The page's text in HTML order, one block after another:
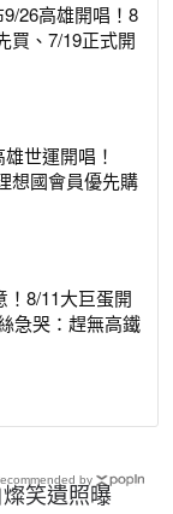
26高雄開唱！8
買、7/19正式開
世運開唱！
國會員優先購
！8/11大巨蛋開
急哭：趕無高鐵
笑遺照曝
by